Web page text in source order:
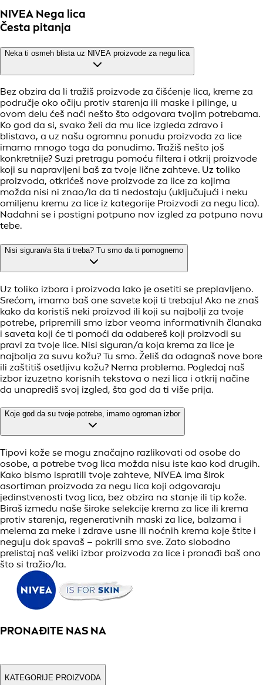
NIVEA Nega lica
Česta pitanja
Neka ti osmeh blista uz NIVEA proizvode za negu lica
Bez obzira da li tražiš proizvode za čišćenje lica, kreme za
područje oko očiju protiv starenja ili maske i pilinge, u
ovom delu ćeš naći nešto što odgovara tvojim potrebama.
Ko god da si, svako želi da mu lice izgleda zdravo i
blistavo, a uz našu ogromnu ponudu proizvoda za lice
imamo mnogo toga da ponudimo. Tražiš nešto još
konkretnije? Suzi pretragu pomoću filtera i otkrij proizvode
koji su napravljeni baš za tvoje lične zahteve. Uz toliko
proizvoda, otkrićeš nove proizvode za lice za kojima
možda nisi ni znao/la da ti nedostaju (uključujući i neku
omiljenu kremu za lice iz kategorije Proizvodi za negu lica).
Nadahni se i postigni potpuno nov izgled za potpuno novu
tebe.
Nisi siguran/a šta ti treba? Tu smo da ti pomognemo
Uz toliko izbora i proizvoda lako je osetiti se preplavljeno.
Srećom, imamo baš one savete koji ti trebaju! Ako ne znaš
kako da koristiš neki proizvod ili koji su najbolji za tvoje
potrebe, pripremili smo izbor veoma informativnih članaka
i saveta koji će ti pomoći da odabereš koji proizvodi su
pravi za tvoje lice. Nisi siguran/a koja krema za lice je
najbolja za suvu kožu? Tu smo. Želiš da odagnaš nove bore
ili zaštitiš osetljivu kožu? Nema problema. Pogledaj naš
izbor izuzetno korisnih tekstova o nezi lica i otkrij načine
da unaprediš svoj izgled, šta god da ti više prija.
Koje god da su tvoje potrebe, imamo ogroman izbor
Tipovi kože se mogu značajno razlikovati od osobe do
osobe, a potrebe tvog lica možda nisu iste kao kod drugih.
Kako bismo ispratili tvoje zahteve, NIVEA ima širok
asortiman proizvoda za negu lica koji odgovaraju
jedinstvenosti tvog lica, bez obzira na stanje ili tip kože.
Biraš između naše široke selekcije krema za lice ili krema
protiv starenja, regenerativnih maski za lice, balzama i
melema za meke i zdrave usne ili noćnih krema koje štite i
neguju dok spavaš – pokrili smo sve. Zato slobodno
prelistaj naš veliki izbor proizvoda za lice i pronađi baš ono
što si tražio/la.
PRONAĐITE NAS NA
KATEGORIJE PROIZVODA